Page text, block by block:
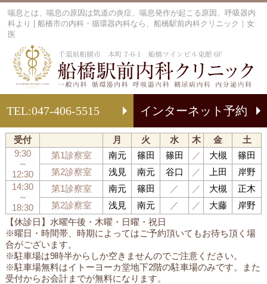
喘息とは、喘息の原因は気道の炎症、喘息発作が起こる原因、呼吸器内
科より | 船橋市の内科・循環器内科なら、船橋駅前内科クリニック｜女
医
TEL:047-406-5515 インターネット予約
【休診日】水曜午後・木曜・日曜・祝日
※曜日・時間帯、時期によってはご予約頂いてもお待ち頂く場
合がございます。
※駐車場は9時半からしか空きませんのでご注意ください。
※駐車場無料はイトーヨーカ堂地下2階の駐車場のみです。また
受付からお会計までが無料になります。
受付 月 火 水 木 金
土
9:30
～
12:30
第1診察室 南元 篠田 篠田 ／ 大槻
篠田
第2診察室
浅見 南元 谷口 ／ 上田
岸野
14:30
～
18:30
第1診察室 南元 篠田 ／ ／ 大槻
正木
第2診察室
浅見 南元 ／ ／ 大藤 岸野